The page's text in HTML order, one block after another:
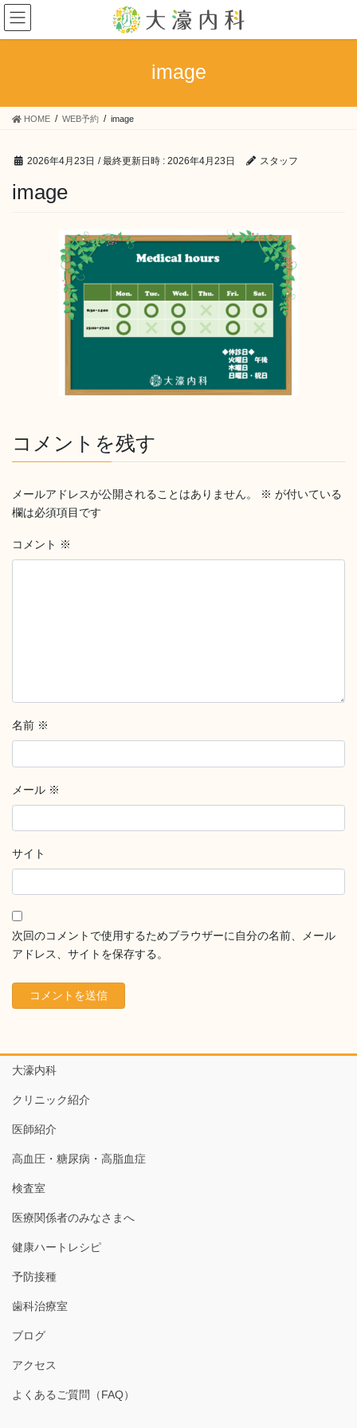
コ
ン
テ
ス
ナ
ビ
ゲ
ン
image
HOME WEB予約 image
2026年4月23日 / 最終更新日時 : 2026年4月23日 スタッフ
image
コメントを残す
メールアドレスが公開されることはありません。 ※ が付いている
欄は必須項目です
コメント ※
名前 ※
メール ※
サイト
次回のコメントで使用するためブラウザーに自分の名前、メール
アドレス、サイトを保存する。
大濠内科
クリニック紹介
医師紹介
高血圧・糖尿病・高脂血症
検査室
医療関係者のみなさまへ
健康ハートレシピ
予防接種
歯科治療室
ブログ
アクセス
よくあるご質問（FAQ）